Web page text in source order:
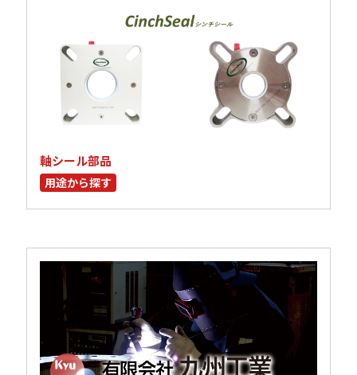
軸シール部品
用途から探す